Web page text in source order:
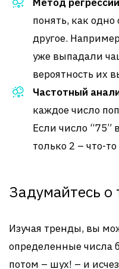
понять, как
другое.
уже выпадали
вероятность их
Частотный
каждое число
Если число “75”
только 2 – что-
Задумайтесь о
Изучая тренды, вы
определенные
потом – шух! – и